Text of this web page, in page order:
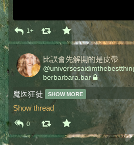
1+
比誤會先解開的是皮帶
@
berbarbara.bar
魔医狂徒 SHOW MORE
Show thread
0